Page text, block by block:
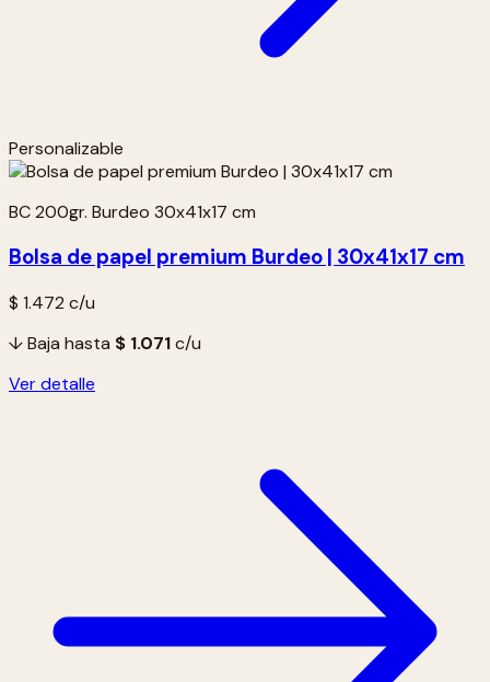
Personalizable
BC 200gr. Burdeo 30x41x17 cm
Bolsa de papel premium Burdeo | 30x41x17 cm
$ 1.472 c/u
↓ Baja hasta $ 1.071c/u
Ver detalle